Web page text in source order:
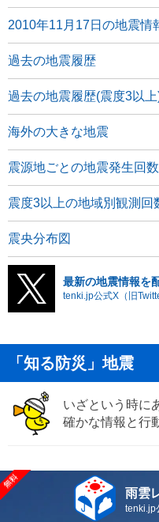
2010年11月17日の地震情
過去の地震履歴
過去の地震履歴(震度3以
海外の大きな地震
震源地ごとの地震発生回数
震度3以上の地域別観測回
震央分布図
最新の地震情報を
tenki.jp公式X（旧
「知る防災」地震
いざという時に
確かな情報と行
雨雲
tenki.jp